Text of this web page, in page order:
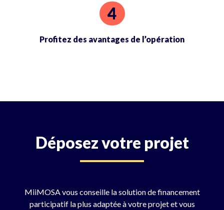
Profitez des avantages de l’opération
Déposez votre projet
MiiMOSA vous conseille la solution de financement
participatif la plus adaptée à votre projet et vous